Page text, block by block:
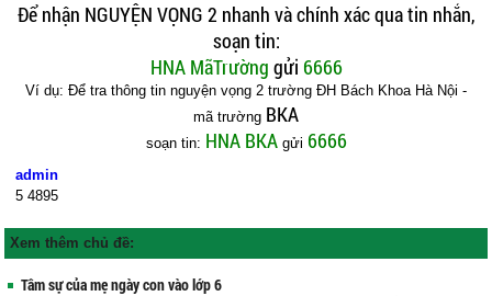
Để nhận NGUYỆN VỌNG 2 nhanh và chính xác qua tin nhắn,
soạn tin:
HNA MãTrường gửi 6666
Ví dụ: Để tra thông tin nguyện vọng 2 trường ĐH Bách Khoa Hà Nội -
mã trường BKA
soạn tin: HNA BKAgửi 6666
admin
5 4895
Xem thêm chủ đề:
Tâm sự của mẹ ngày con vào lớp 6